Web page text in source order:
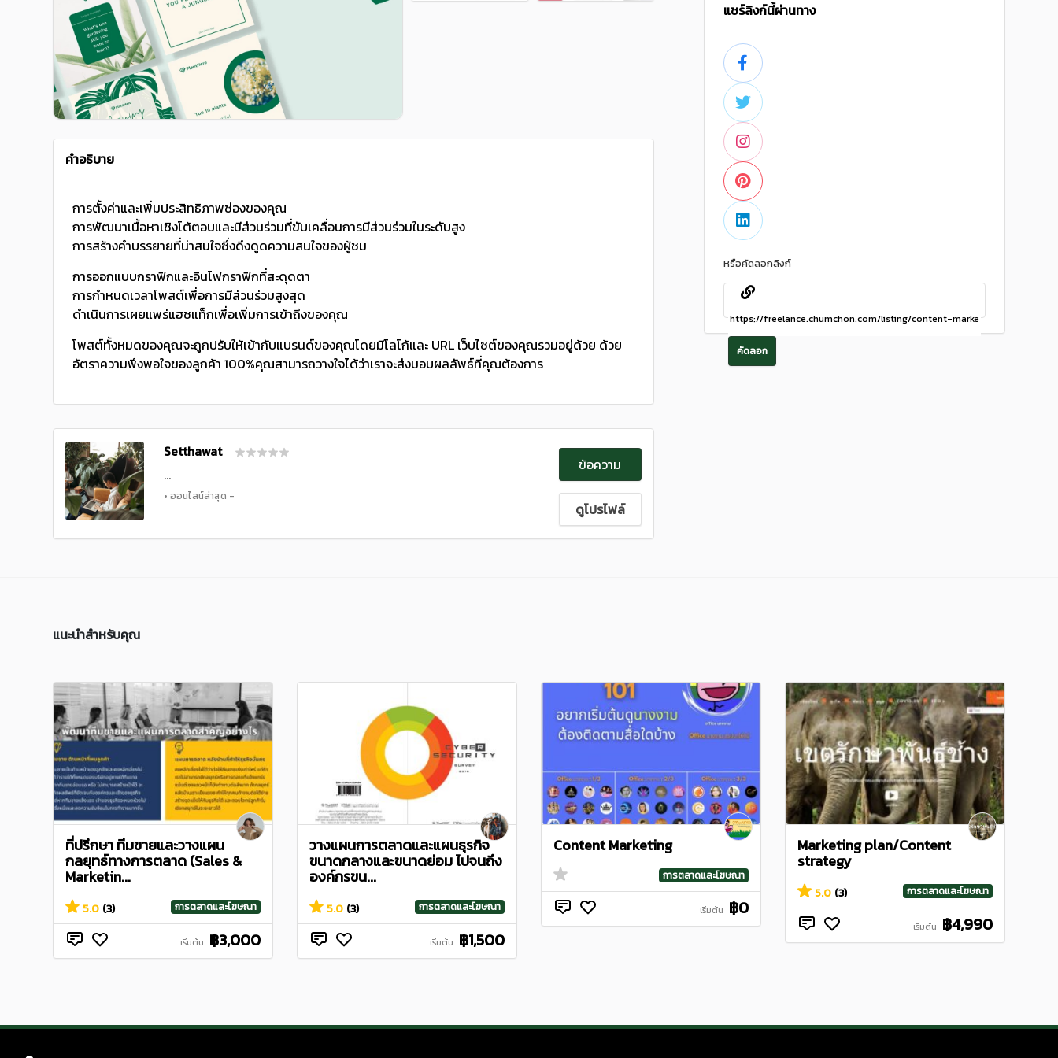
แชร์ลิงก์นี้ผ่านทาง
หรือคัดลอกลิงก์
คัดลอก
คำอธิบาย
การตั้งค่าและเพิ่มประสิทธิภาพช่องของคุณ
การพัฒนาเนื้อหาเชิงโต้ตอบและมีส่วนร่วมที่ขับเคลื่อนการมีส่วนร่วมในระดับสูง
การสร้างคำบรรยายที่น่าสนใจซึ่งดึงดูดความสนใจของผู้ชม
การออกแบบกราฟิกและอินโฟกราฟิกที่สะดุดตา
การกำหนดเวลาโพสต์เพื่อการมีส่วนร่วมสูงสุด
ดำเนินการเผยแพร่แฮชแท็กเพื่อเพิ่มการเข้าถึงของคุณ
โพสต์ทั้งหมดของคุณจะถูกปรับให้เข้ากับแบรนด์ของคุณโดยมีโลโก้และ URL เว็บไซต์ของคุณรวมอยู่ด้วย ด้วย
อัตราความพึงพอใจของลูกค้า 100%คุณสามารถวางใจได้ว่าเราจะส่งมอบผลลัพธ์ที่คุณต้องการ
Setthawat
...
• ออนไลน์ล่าสุด -
ข้อความ
ดูโปรไฟล์
แนะนำสำหรับคุณ
ที่ปรึกษา ทีมขายและวางแผน
กลยุทธ์ทางการตลาด (Sales &
Marketin...
5.0 (3) การตลาดและโฆษณา
เริ่มต้น ฿3,000
วางแผนการตลาดและแผนธุรกิจ
ขนาดกลางและขนาดย่อม ไปจนถึง
องค์กรขน...
5.0 (3) การตลาดและโฆษณา
เริ่มต้น ฿1,500
Content Marketing
การตลาดและโฆษณา
เริ่มต้น ฿0
Marketing plan/Content
strategy
5.0 (3) การตลาดและโฆษณา
เริ่มต้น ฿4,990